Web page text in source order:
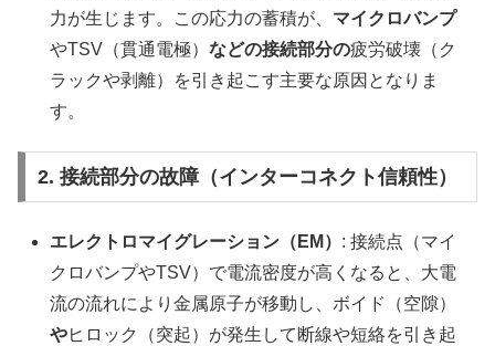
力が生じます。この応力の蓄積が、 マイクロバンプ
やTSV（貫通電極）などの接続部分の疲労破壊（ク
ラックや剥離）を引き起こす主要な原因となりま
す。
2. 接続部分の故障（インターコネクト信頼性）
エレクトロマイグレーション（EM） : 接続点（マイ
クロバンプやTSV）で電流密度が高くなると、大電
流の流れにより金属原子が移動し、ボイド（空隙）
やヒロック（突起）が発生して断線や短絡を引き起